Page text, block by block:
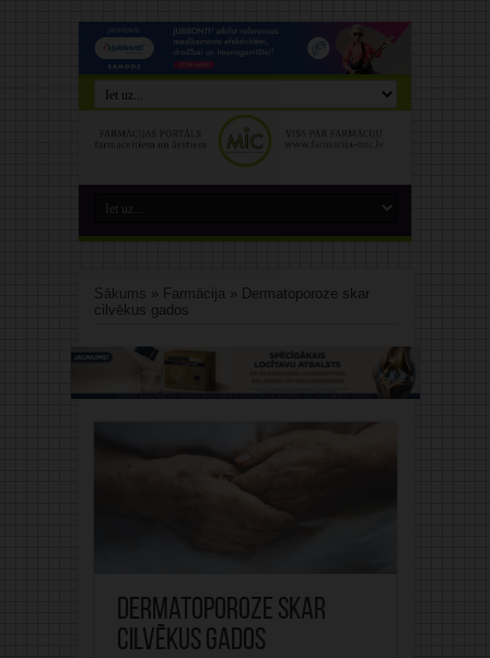
Sākums » Farmācija» Dermatoporoze skar
cilvēkus gados
Dermatoporoze skar
cilvēkus gados